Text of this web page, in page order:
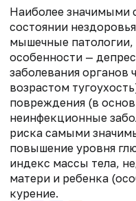
Наиболее значимыми
состоянии
мышечные патологии,
особенности —
заболевания органов
возрастом
повреждения (в
неинфекционные
риска самыми
повышение уровня
индекс массы тела,
матери и ребенка
курение.